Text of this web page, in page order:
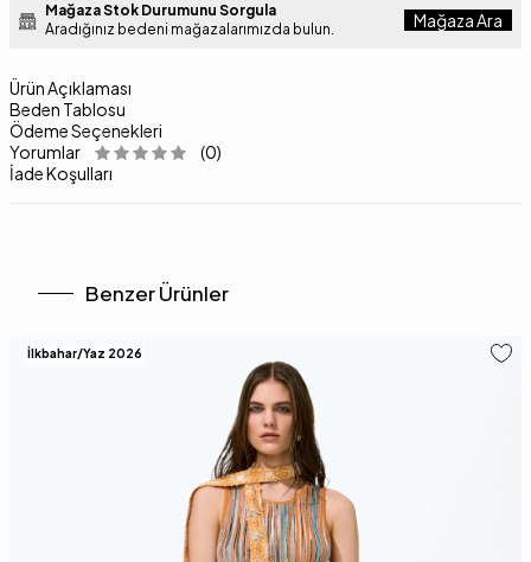
Mağaza Stok Durumunu Sorgula
Aradığınız bedeni mağazalarımızda bulun.
Mağaza Ara
Ürün Açıklaması
Beden Tablosu
Ödeme Seçenekleri
Yorumlar
(0)
İade Koşulları
Benzer Ürünler
İlkbahar/Yaz 2026